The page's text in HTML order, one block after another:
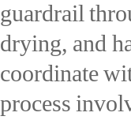
guardrail
drying, and
coordinate
process